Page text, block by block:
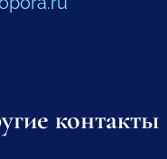
контакты